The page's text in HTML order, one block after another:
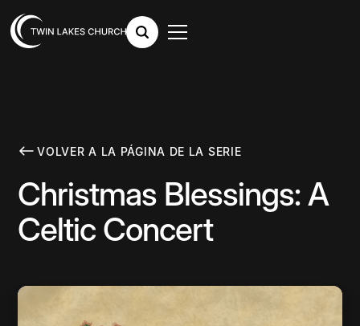
VOLVER A LA PÁGINA DE LA SERIE
Christmas Blessings: A
Celtic Concert